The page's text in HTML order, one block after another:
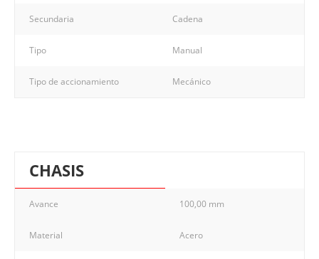
Secundaria Cadena
Tipo Manual
Tipo de accionamiento Mecánico
CHASIS
Avance 100,00 mm
Material Acero